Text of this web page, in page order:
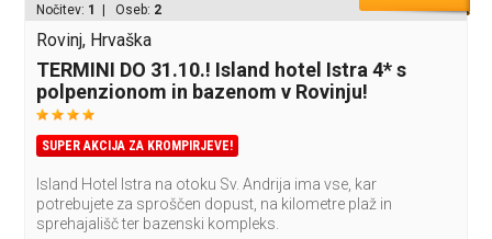
Nočitev: 1 | Oseb: 2
Rovinj, Hrvaška
TERMINI DO 31.10.! Island hotel Istra 4* s
polpenzionom in bazenom v Rovinju!
SUPER AKCIJA ZA KROMPIRJEVE!
Island Hotel Istra na otoku Sv. Andrija ima vse, kar
potrebujete za sproščen dopust, na kilometre plaž in
sprehajališč ter bazenski kompleks.